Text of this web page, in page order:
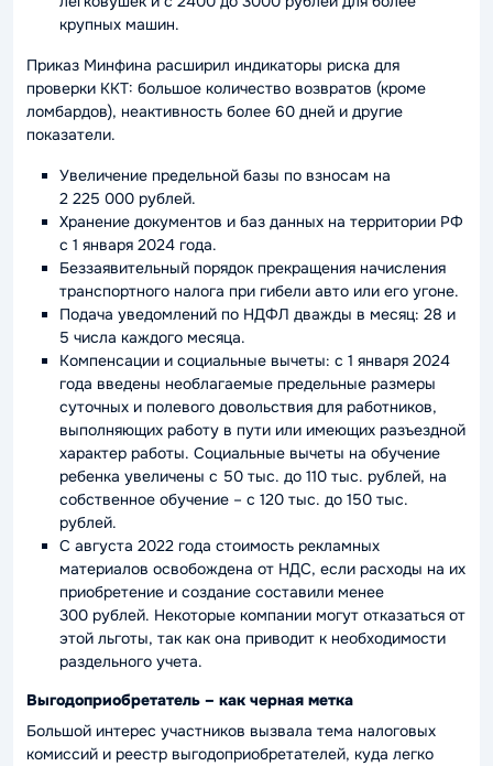
крупных машин.
Приказ Минфина расширил индикаторы риска для
проверки ККТ: большое количество возвратов (кроме
ломбардов), неактивность более 60 дней и другие
показатели.
Увеличение предельной базы по взносам на
2 225 000 рублей.
Хранение документов и баз данных на территории РФ
с 1 января 2024 года.
Беззаявительный порядок прекращения начисления
транспортного налога при гибели авто или его угоне.
Подача уведомлений по НДФЛ дважды в месяц: 28 и
5 числа каждого месяца.
Компенсации и социальные вычеты: с 1 января 2024
года введены необлагаемые предельные размеры
суточных и полевого довольствия для работников,
выполняющих работу в пути или имеющих разъездной
характер работы. Социальные вычеты на обучение
ребенка увеличены с 50 тыс. до 110 тыс. рублей, на
собственное обучение – с 120 тыс. до 150 тыс.
рублей.
С августа 2022 года стоимость рекламных
материалов освобождена от НДС, если расходы на их
приобретение и создание составили менее
300 рублей. Некоторые компании могут отказаться от
этой льготы, так как она приводит к необходимости
раздельного учета.
Выгодоприобретатель – как черная метка
Большой интерес участников вызвала тема налоговых
комиссий и реестр выгодоприобретателей, куда легко